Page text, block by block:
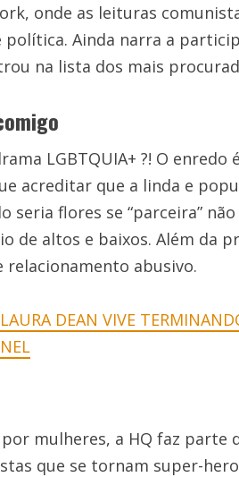
onde as leituras
Ainda narra a
na lista dos mais
LGBTQUIA+ ?! O
acreditar que a linda e
seria flores se “parceira”
de altos e baixos. Além da
abusivo.
LAURA DEAN VIVE
mulheres, a HQ faz parte
que se tornam super-